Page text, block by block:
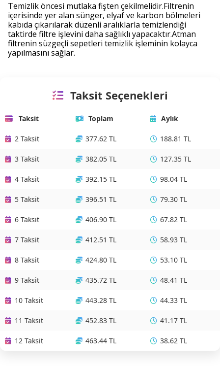
Temizlik öncesi mutlaka fişten çekilmelidir.Filtrenin
içerisinde yer alan sünger, elyaf ve karbon bölmeleri
kabıda çıkarılarak düzenli aralıklarla temizlendiği
taktirde filtre işlevini daha sağlıklı yapacaktır.Atman
filtrenin süzgeçli sepetleri temizlik işleminin kolayca
yapılmasını sağlar.
Taksit Seçenekleri
Taksit Toplam Aylık
2 Taksit 377.62 TL 188.81 TL
3 Taksit 382.05 TL 127.35 TL
4 Taksit 392.15 TL 98.04 TL
5 Taksit 396.51 TL 79.30 TL
6 Taksit 406.90 TL 67.82 TL
7 Taksit 412.51 TL 58.93 TL
8 Taksit 424.80 TL 53.10 TL
9 Taksit 435.72 TL 48.41 TL
10 Taksit 443.28 TL 44.33 TL
11 Taksit 452.83 TL 41.17 TL
12 Taksit 463.44 TL 38.62 TL